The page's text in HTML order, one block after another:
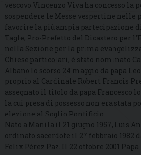
vescovo Vincenzo Viva ha concesso la
sospendere le Messe vespertine nelle
favorire la più ampia partecipazione
Tagle, Pro-Prefetto del Dicastero per
nella Sezione per la prima
Chiese particolari, è stato nominato
Albano lo scorso 24 maggio da papa
proprio al Cardinale Robert Francis
assegnato il titolo da papa Francesco
la cui presa di possesso non era stata
elezione al Soglio Pontificio.
Nato a Manila il 21 giugno 1957, Luis
ordinato sacerdote il 27 febbraio 1982
Felix Pérez Paz. Il 22 ottobre 2001